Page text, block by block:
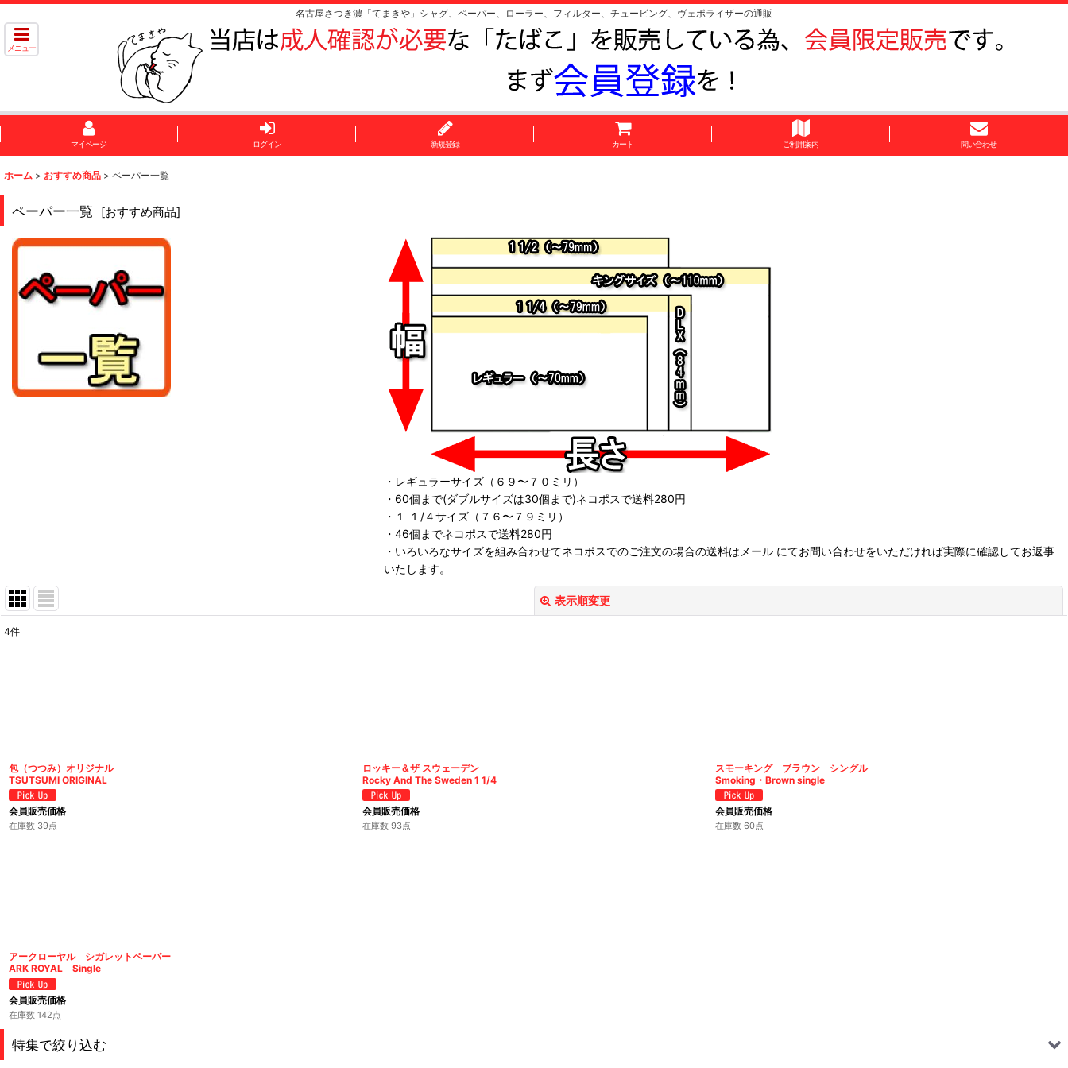
名古屋さつき濃「てまきや」シャグ、ペーパー、ローラー、フィルター、チュービング、ヴェポライザーの通販
メニュー
マイページ ログイン 新規登録 カート ご利用案内 問い合わせ
ホーム > おすすめ商品 > ペーパー一覧
ペーパー一覧 [おすすめ商品]
・レギュラーサイズ（６９〜７０ミリ）
・60個まで(ダブルサイズは30個まで)ネコポスで送料280円
・１ １/４サイズ（７６〜７９ミリ）
・46個までネコポスで送料280円
・いろいろなサイズを組み合わせてネコポスでのご注文の場合の送料はメール にてお問い合わせをいただければ実際に確認してお返事
いたします。
表示順変更
4件
包（つつみ）オリジナル
TSUTSUMI ORIGINAL
会員販売価格
在庫数 39点
ロッキー＆ザ スウェーデン
Rocky And The Sweden 1 1/4
会員販売価格
在庫数 93点
スモーキング ブラウン シングル
Smoking・Brown single
会員販売価格
在庫数 60点
アークローヤル シガレットペーパー
ARK ROYAL Single
会員販売価格
在庫数 142点
特集で絞り込む